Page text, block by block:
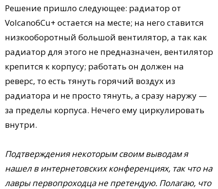
Решение пришло следующее: радиатор от
Volcano6Cu+ остается на месте; на него ставится
низкооборотный большой вентилятор, а так как
радиатор для этого не предназначен, вентилятор
крепится к корпусу; работать он должен на
реверс, то есть тянуть горячий воздух из
радиатора и не просто тянуть, а сразу наружу —
за пределы корпуса. Нечего ему циркулировать
внутри.
Подтверждения некоторым своим выводам я
нашел в интернетовских конференциях, так что на
лавры первопроходца не претендую. Полагаю, что